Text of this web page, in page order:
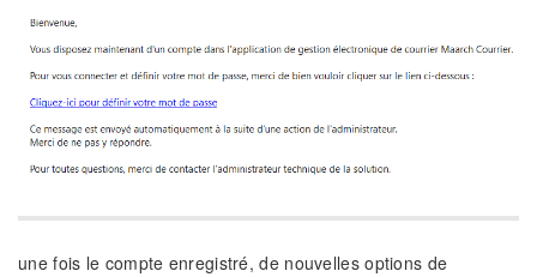
une fois le compte enregistré, de nouvelles options de